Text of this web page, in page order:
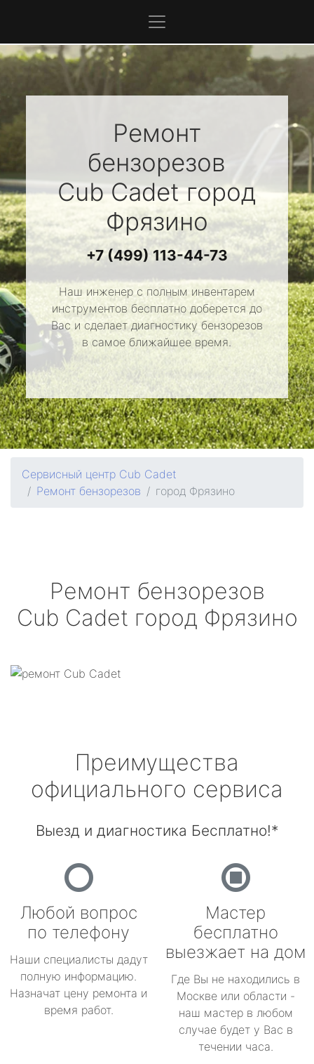
Ремонт
бензорезов
Cub Cadetгород
Фрязино
+7 (499) 113-44-73
Наш инженер с полным инвентарем
инструментов бесплатно доберется до
Вас и сделает диагностику бензорезов
в самое ближайшее время.
Сервисный центр Cub Cadet
Ремонт бензорезов
город Фрязино
Ремонт бензорезов
Cub Cadet город Фрязино
Преимущества
официального сервиса
Выезд и диагностика Бесплатно!*
Любой вопрос
по телефону
Наши специалисты дадут
полную информацию.
Назначат цену ремонта и
время работ.
Мастер
бесплатно
выезжает на дом
Где Вы не находились в
Москве или области -
наш мастер в любом
случае будет у Вас в
течении часа.